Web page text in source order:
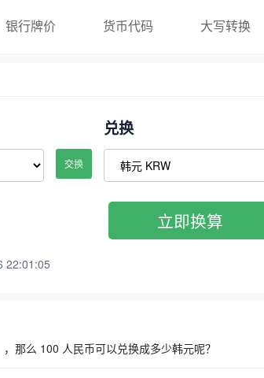
银行牌价 货币代码 大写转换
交换
兑换
22:01:05
立即换算
那么 100 人民币可以兑换成多少韩元呢？